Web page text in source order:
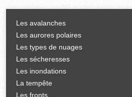
Les avalanches
Les aurores polaires
Les types de nuages
Les sécheresses
Les inondations
La tempête
Les fronts